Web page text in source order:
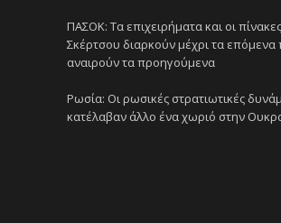
ΠΑΣΟΚ: Τα επιχειρήματα και οι
Σκέρτσου διαρκούν μέχρι τα επόμενα
αναιρούν τα προηγούμενα
Ρωσία: Οι ρωσικές στρατιωτικές
κατέλαβαν άλλο ένα χωριό στην